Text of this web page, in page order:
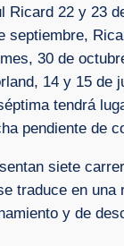
Ricard 22 y 23
septiembre,
30 de
14 y 15 de
tendrá
pendiente de
siete
traduce en una
y de